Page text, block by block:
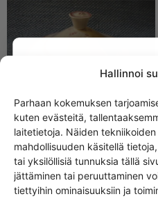
Hallinnoi
Parhaan kokemuksen
kuten evästeitä,
laitetietoja. Näiden
mahdollisuuden käsitellä
tai yksilöllisiä tunnuksia tällä
jättäminen tai peruuttaminen
tiettyihin ominaisuuksiin ja
Get
Yes! I want